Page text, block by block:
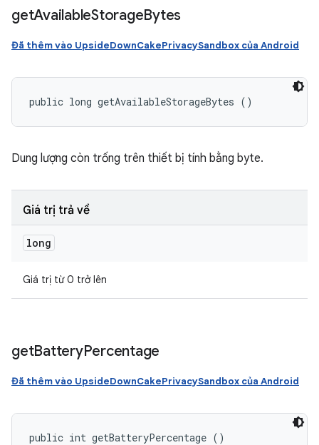
getAvailableStorageBytes
Đã thêm vào UpsideDownCakePrivacySandbox của Android
public long getAvailableStorageBytes ()
Dung lượng còn trống trên thiết bị tính bằng byte.
Giá trị trả về
long
Giá trị từ 0 trở lên
getBatteryPercentage
Đã thêm vào UpsideDownCakePrivacySandbox của Android
public int getBatteryPercentage ()